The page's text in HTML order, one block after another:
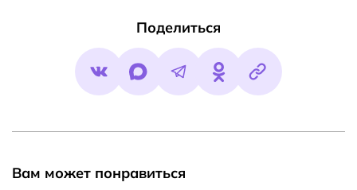
Поделиться
Вам может понравиться